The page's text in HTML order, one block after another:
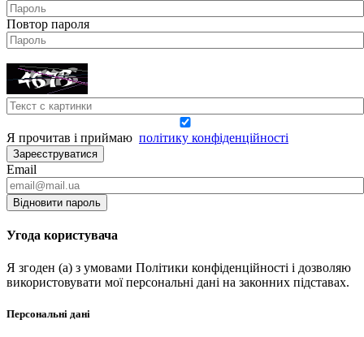
Повтор пароля
Я прочитав і приймаю політику конфіденційності
Зареєструватися
Email
Відновити пароль
Угода користувача
Я згоден (а) з умовами Політики конфіденційності і дозволяю
використовувати мої персональні дані на законних підставах.
Персональні дані